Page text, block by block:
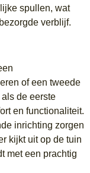
spullen, wat
verblijf.
of een tweede
de eerste
en functionaliteit.
inrichting zorgen
kijkt uit op de tuin
met een prachtig